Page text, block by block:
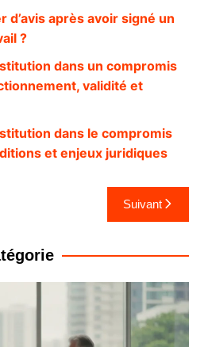
d’avis après avoir signé un
?
dans un compromis
validité et
dans le compromis
et enjeux juridiques
Suivant